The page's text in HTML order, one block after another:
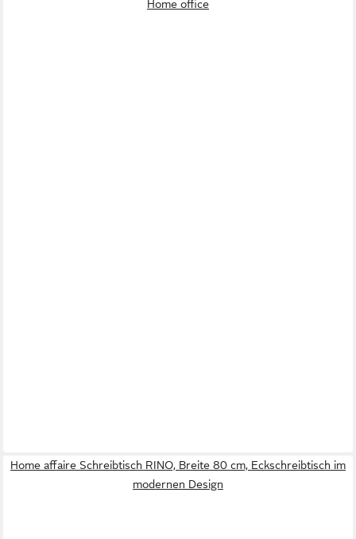
Home office
Home affaire Schreibtisch RINO, Breite 80 cm, Eckschreibtisch im
modernen Design